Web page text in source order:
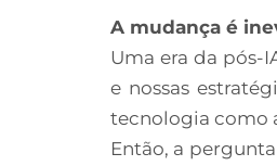
A mudança é
Uma era da pós-
e nossas
tecnologia como
Então, a